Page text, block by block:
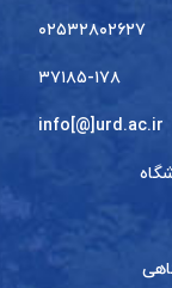
۰۲۵۳۲۸۰۲۶۲۷
۳۷۱۸۵-۱۷۸
info[@]urd.ac.ir